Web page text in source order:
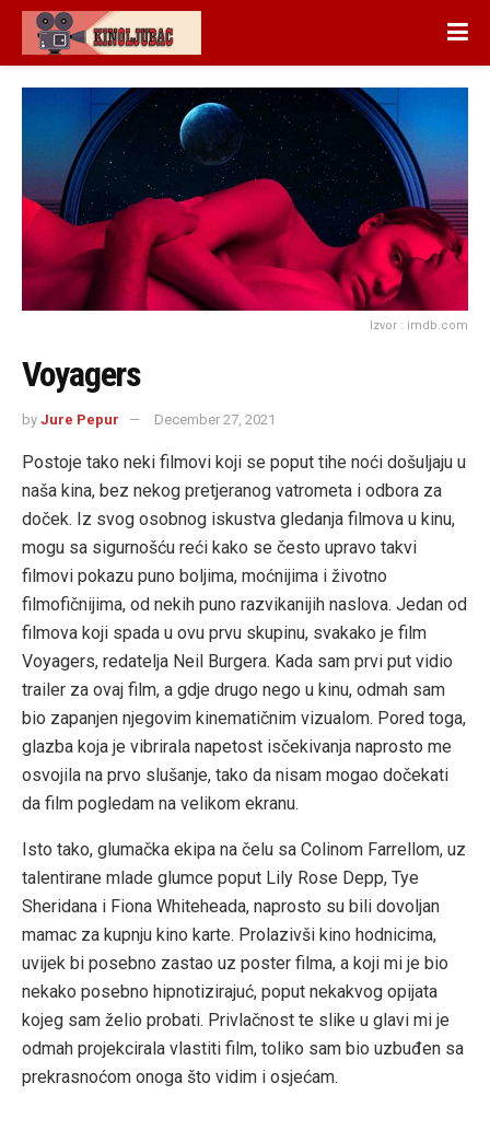
Izvor : imdb.com
Voyagers
by Jure Pepur December 27, 2021
Postoje tako neki filmovi koji se poput tihe noći došuljaju u
naša kina, bez nekog pretjeranog vatrometa i odbora za
doček. Iz svog osobnog iskustva gledanja filmova u kinu,
mogu sa sigurnošću reći kako se često upravo takvi
filmovi pokazu puno boljima, moćnijima i životno
filmofičnijima, od nekih puno razvikanijih naslova. Jedan od
filmova koji spada u ovu prvu skupinu, svakako je film
Voyagers, redatelja Neil Burgera. Kada sam prvi put vidio
trailer za ovaj film, a gdje drugo nego u kinu, odmah sam
bio zapanjen njegovim kinematičnim vizualom. Pored toga,
glazba koja je vibrirala napetost isčekivanja naprosto me
osvojila na prvo slušanje, tako da nisam mogao dočekati
da film pogledam na velikom ekranu.
Isto tako, glumačka ekipa na čelu sa Colinom Farrellom, uz
talentirane mlade glumce poput Lily Rose Depp, Tye
Sheridana i Fiona Whiteheada, naprosto su bili dovoljan
mamac za kupnju kino karte. Prolazivši kino hodnicima,
uvijek bi posebno zastao uz poster filma, a koji mi je bio
nekako posebno hipnotizirajuć, poput nekakvog opijata
kojeg sam želio probati. Privlačnost te slike u glavi mi je
odmah projekcirala vlastiti film, toliko sam bio uzbuđen sa
prekrasnoćom onoga što vidim i osjećam.